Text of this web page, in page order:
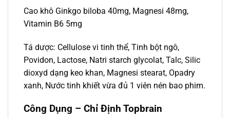
Cao khô Ginkgo biloba 40mg, Magnesi 48mg,
Vitamin B6 5mg
Tá dược: Cellulose vi tinh thể, Tinh bột ngô,
Povidon, Lactose, Natri starch glycolat, Talc, Silic
dioxyd dạng keo khan, Magnesi stearat, Opadry
xanh, Nước tinh khiết vừa đủ 1 viên nén bao phim.
Công Dụng – Chỉ Định Topbrain